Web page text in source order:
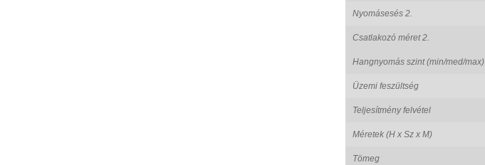
Nyomásesés 2.
Csatlakozó méret 2.
Hangnyomás szint (min/med/max)
Üzemi feszültség
Teljesítmény felvétel
Méretek (H x Sz x M)
Tömeg